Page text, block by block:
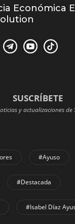
Económica
SUSCRÍBETE
y actualizaciones
#Ayuso
#Destacada
#Isabel Díaz